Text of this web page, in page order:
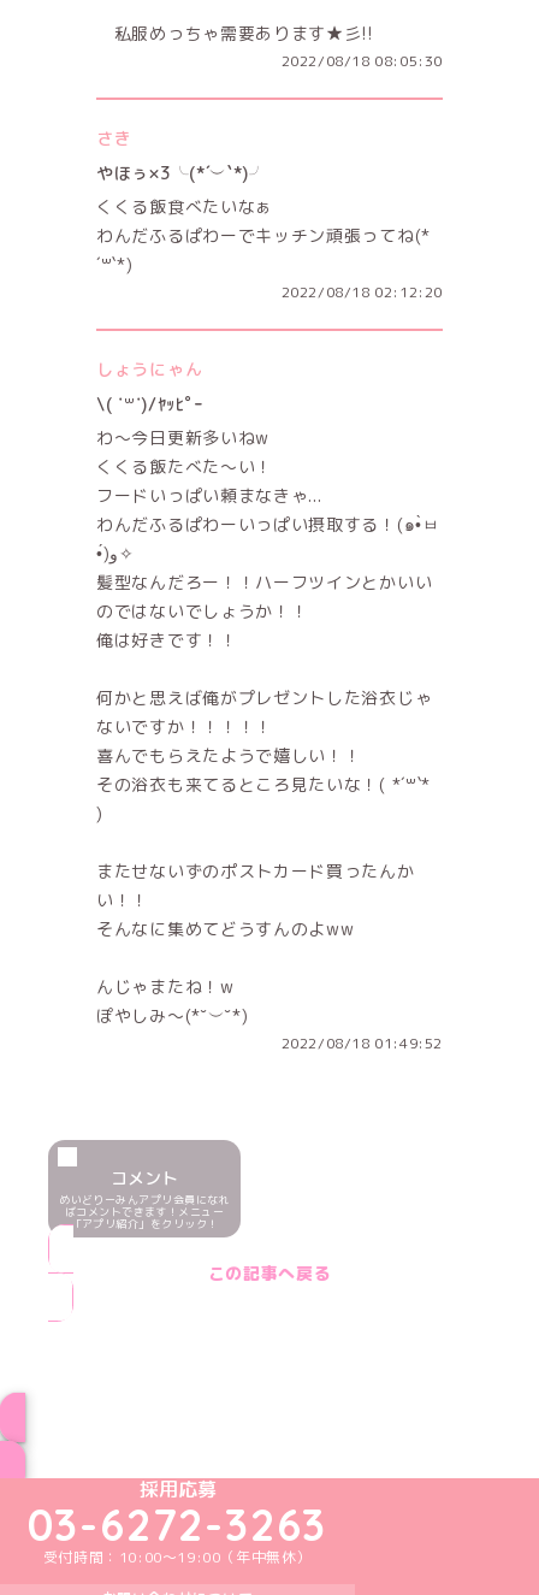
私服めっちゃ需要あります★彡!!
2022/08/18 08:05:30
さき
やほぅ×3╰(*´︶`*)╯
くくる飯食べたいなぁ
わんだふるぱわーでキッチン頑張ってね(*
´꒳`*)
2022/08/18 02:12:20
しょうにゃん
\( ˙꒳˙)/ﾔｯﾋﾟｰ
わ〜今日更新多いねw
くくる飯たべた〜い！
フードいっぱい頼まなきゃ...
わんだふるぱわーいっぱい摂取する！(๑•̀ㅂ
•́)و✧
髪型なんだろー！！ハーフツインとかいい
のではないでしょうか！！
俺は好きです！！
何かと思えば俺がプレゼントした浴衣じゃ
ないですか！！！！！
喜んでもらえたようで嬉しい！！
その浴衣も来てるところ見たいな！( *´꒳`*
)
またせないずのポストカード買ったんか
い！！
そんなに集めてどうすんのよww
んじゃまたね！w
ぽやしみ〜(*˘︶˘*)
2022/08/18 01:49:52
コメント
めいどりーみんアプリ会員になれ
ばコメントできます！メニュー
「アプリ紹介」をクリック！
この記事へ戻る
めいどりーみんTikTok公式アカウント
めいどりーみんX公式アカウント
めいどりーみんInstagram公式アカウント
めいどりーみんFacebook公式アカウン
めいどりーみんYouTube公式アカ
採用応募
03-6272-3263
受付時間：10:00～19:00（年中無休）